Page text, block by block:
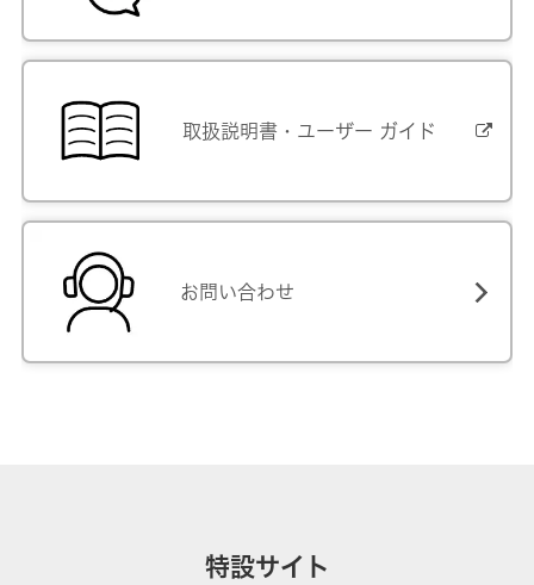
取扱説明書・ユーザー ガイド
お問い合わせ
特設サイト